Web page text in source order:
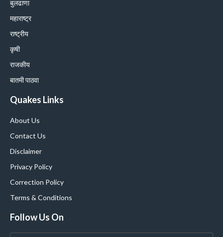
बुलढाणा
महाराष्ट्र
राष्ट्रीय
कृषी
राजकीय
बातमी पाठवा
Quakes Links
About Us
Contact Us
Disclaimer
Privacy Policy
Correction Policy
Terms & Conditions
Follow Us On